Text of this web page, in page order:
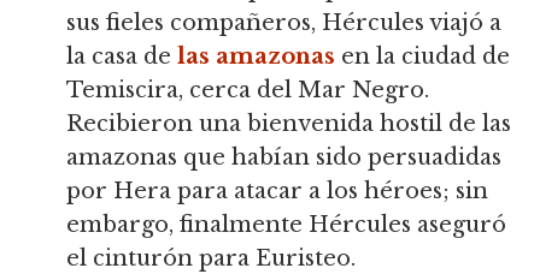
sus fieles compañeros, Hércules viajó a
la casa de las amazonas en la ciudad de
Temiscira, cerca del Mar Negro.
Recibieron una bienvenida hostil de las
amazonas que habían sido persuadidas
por Hera para atacar a los héroes; sin
embargo, finalmente Hércules aseguró
el cinturón para Euristeo.